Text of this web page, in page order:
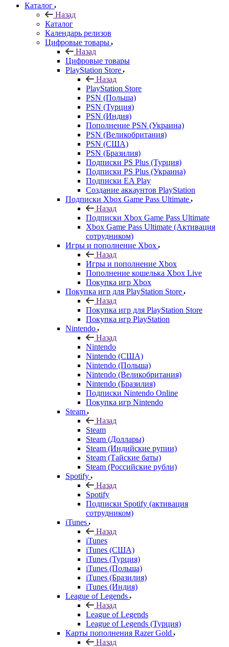
Каталог
Назад
Каталог
Календарь релизов
Цифровые товары
Назад
Цифровые товары
PlayStation Store
Назад
PlayStation Store
PSN (Польша)
PSN (Турция)
PSN (Индия)
Пополнение PSN (Украина)
PSN (Великобритания)
PSN (США)
PSN (Бразилия)
Подписки PS Plus (Турция)
Подписки PS Plus (Украина)
Подписки EA Play
Создание аккаунтов PlayStation
Подписки Xbox Game Pass Ultimate
Назад
Подписки Xbox Game Pass Ultimate
Xbox Game Pass Ultimate (Активация
сотрудником)
Игры и пополнение Xbox
Назад
Игры и пополнение Xbox
Пополнение кошелька Xbox Live
Покупка игр Xbox
Покупка игр для PlayStation Store
Назад
Покупка игр для PlayStation Store
Покупка игр PlayStation
Nintendo
Назад
Nintendo
Nintendo (США)
Nintendo (Польша)
Nintendo (Великобритания)
Nintendo (Бразилия)
Подписки Nintendo Online
Покупка игр Nintendo
Steam
Назад
Steam
Steam (Доллары)
Steam (Индийские рупии)
Steam (Тайские баты)
Steam (Российские рубли)
Spotify
Назад
Spotify
Подписки Spotify (активация
сотрудником)
iTunes
Назад
iTunes
iTunes (США)
iTunes (Турция)
iTunes (Польша)
iTunes (Бразилия)
iTunes (Индия)
League of Legends
Назад
League of Legends
League of Legends (Турция)
Карты пополнения Razer Gold
Назад